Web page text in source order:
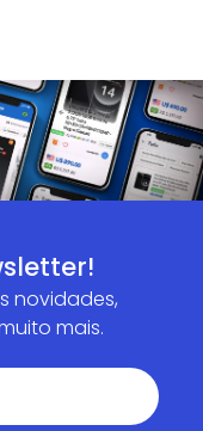
novidades,
mais.